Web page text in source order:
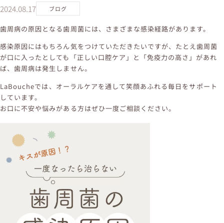
2024.08.17 ブログ
歯周病の原因となる歯周菌には、さまざまな感染経路があります。
感染原因にはもちろん気をつけていただきたいですが、たとえ歯周菌
が口に入ったとしても「正しい口腔ケア」と「免疫力の高さ」があれ
ば、歯周病は発生しません。
LaBoucheでは、オーラルケアを通して笑顔あふれる毎日をサポート
しています。
お口に不安や悩みがある方はぜひ一度ご相談ください。